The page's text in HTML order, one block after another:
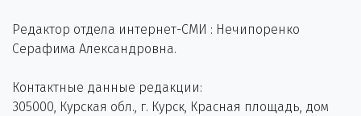
Редактор отдела интернет-СМИ : Нечипоренко
Серафима Александровна.
Контактные данные редакции:
305000, Курская обл., г. Курск, Красная площадь, дом